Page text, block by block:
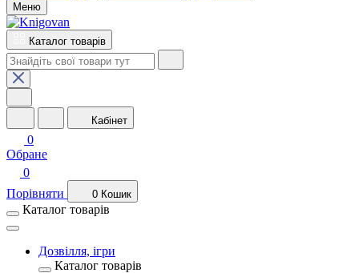
Меню
Каталог товарів
Кабінет
0
Обране
0
Порівняти
0 Кошик
Каталог товарів
Дозвілля, ігри
Каталог товарів